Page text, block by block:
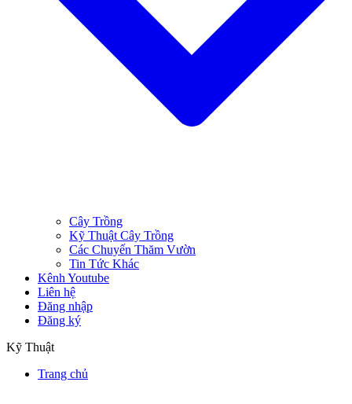
Cây Trồng
Kỹ Thuật Cây Trồng
Các Chuyến Thăm Vườn
Tin Tức Khác
Kênh Youtube
Liên hệ
Đăng nhập
Đăng ký
Kỹ Thuật
Trang chủ